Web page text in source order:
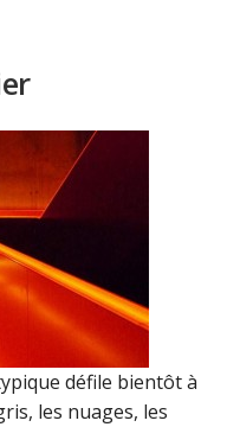
défile bientôt à
les nuages, les